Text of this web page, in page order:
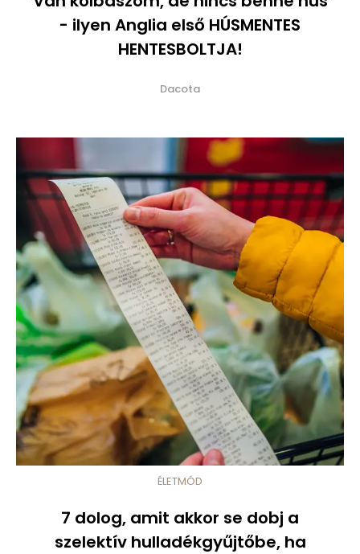
- ilyen Anglia első HÚSMENTES
HENTESBOLTJA!
Dacota
ÉLETMÓD
7 dolog, amit akkor se dobj a
szelektív hulladékgyűjtőbe, ha